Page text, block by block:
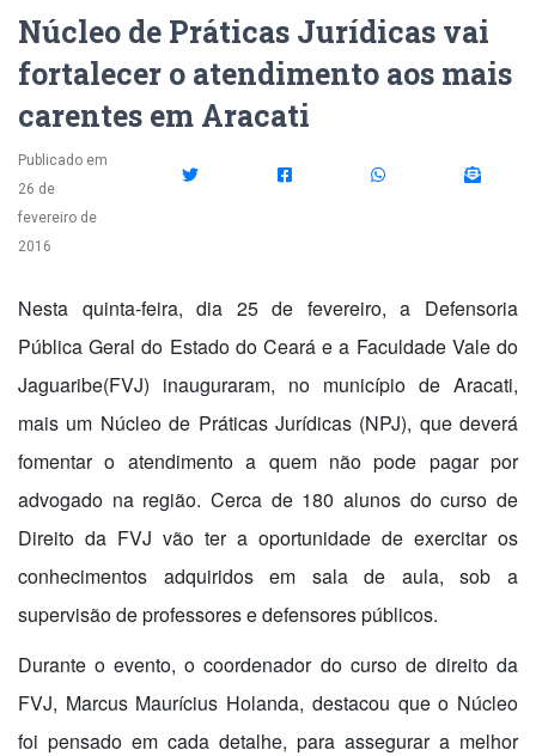
Núcleo de Práticas Jurídicas vai
fortalecer o atendimento aos mais
carentes em Aracati
Publicado em
26 de
fevereiro de
2016
Nesta quinta-feira, dia 25 de fevereiro, a Defensoria
Pública Geral do Estado do Ceará e a Faculdade Vale do
Jaguaribe(FVJ) inauguraram, no município de Aracati,
mais um Núcleo de Práticas Jurídicas (NPJ), que deverá
fomentar o atendimento a quem não pode pagar por
advogado na região. Cerca de 180 alunos do curso de
Direito da FVJ vão ter a oportunidade de exercitar os
conhecimentos adquiridos em sala de aula, sob a
supervisão de professores e defensores públicos.
Durante o evento, o coordenador do curso de direito da
FVJ, Marcus Maurícius Holanda, destacou que o Núcleo
foi pensado em cada detalhe, para assegurar a melhor